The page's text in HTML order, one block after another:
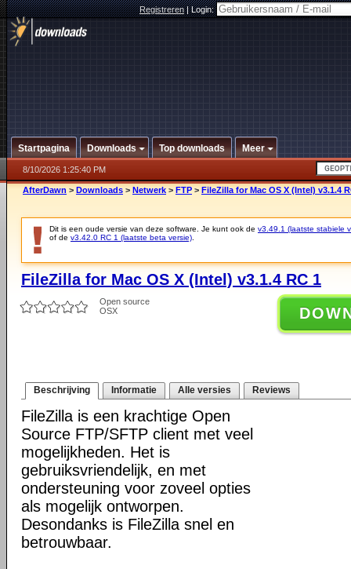
Registreren|Login:
Startpagina Downloads Top downloads Meer
8/10/2026 1:25:40 PM
AfterDawn > Downloads > Netwerk > FTP > FileZilla for Mac OS X (Intel) v3.1.4
Dit is een oude versie van deze software. Je kunt ook de v3.49.1 (laatste stabiele
of de v3.42.0 RC 1 (laatste beta versie)
FileZilla for Mac OS X (Intel) v3.1.4 RC 1
Open source
OSX
Beschrijving Informatie Alle versies Reviews
FileZilla is een krachtige Open
Source FTP/SFTP client met veel
mogelijkheden. Het is
gebruiksvriendelijk, en met
ondersteuning voor zoveel opties
als mogelijk ontworpen.
Desondanks is FileZilla snel en
betrouwbaar.